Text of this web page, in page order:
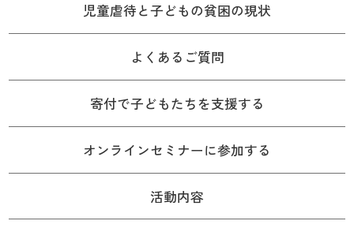
児童虐待と子どもの貧困の現状
よくあるご質問
寄付で子どもたちを支援する
オンラインセミナーに参加する
活動内容